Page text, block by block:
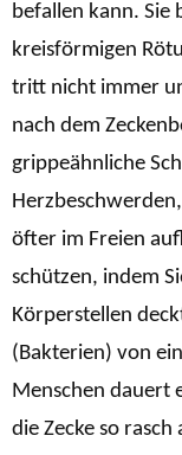
befallen kann. Sie
kreisförmigen
tritt nicht immer
nach dem
grippeähnliche
öfter im Freien
schützen, indem
Körperstellen
(Bakterien) von
Menschen dauert
die Zecke so